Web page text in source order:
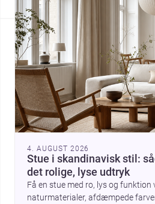
4. AUGUST 2026
Stue i skandinavisk stil:
det rolige, lyse udtryk
Få en stue med ro, lys og funktion
naturmaterialer, afdæmpede